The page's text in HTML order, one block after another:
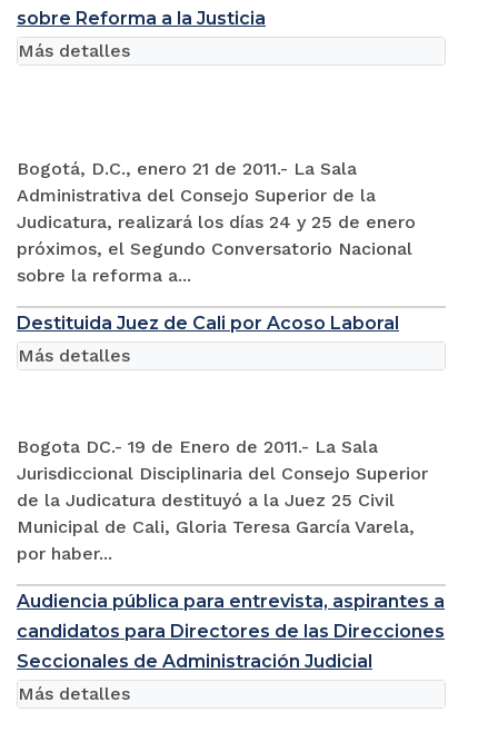
sobre Reforma a la Justicia
Bogotá, D.C., enero 21 de 2011.- La Sala
Administrativa del Consejo Superior de la
Judicatura, realizará los días 24 y 25 de enero
próximos, el Segundo Conversatorio Nacional
sobre la reforma a...
Más detalles
Destituida Juez de Cali por Acoso Laboral
Bogota DC.- 19 de Enero de 2011.- La Sala
Jurisdiccional Disciplinaria del Consejo Superior
de la Judicatura destituyó a la Juez 25 Civil
Municipal de Cali, Gloria Teresa García Varela,
por haber...
Más detalles
Audiencia pública para entrevista, aspirantes a
candidatos para Directores de las Direcciones
Seccionales de Administración Judicial
Más detalles